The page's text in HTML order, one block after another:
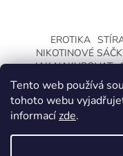
Tento web používá
tohoto webu
informacízde.
EROTIKA
NIKOTINOVÉ
JAK NAKUPOVAT